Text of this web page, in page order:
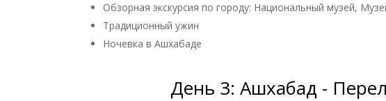
Обзорная экскурсия по городу: Национальный музей,
Традиционный ужин
Ночевка в Ашхабаде
День 3: Ашхабад -